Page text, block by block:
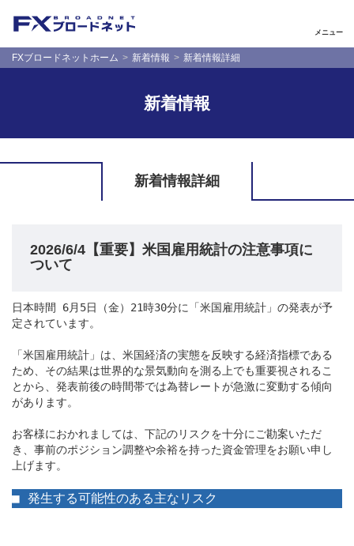
メニュー
FXブロードネットホーム 新着情報 新着情報詳細
新着情報
新着情報詳細
2026/6/4【重要】米国雇用統計の注意事項に
ついて
日本時間 6月5日（金）21時30分に「米国雇用統計」の発表が予
定されています。
「米国雇用統計」は、米国経済の実態を反映する経済指標である
ため、その結果は世界的な景気動向を測る上でも重要視されるこ
とから、発表前後の時間帯では為替レートが急激に変動する傾向
があります。
お客様におかれましては、下記のリスクを十分にご勘案いただ
き、事前のポジション調整や余裕を持った資金管理をお願い申し
上げます。
■ 発生する可能性のある主なリスク